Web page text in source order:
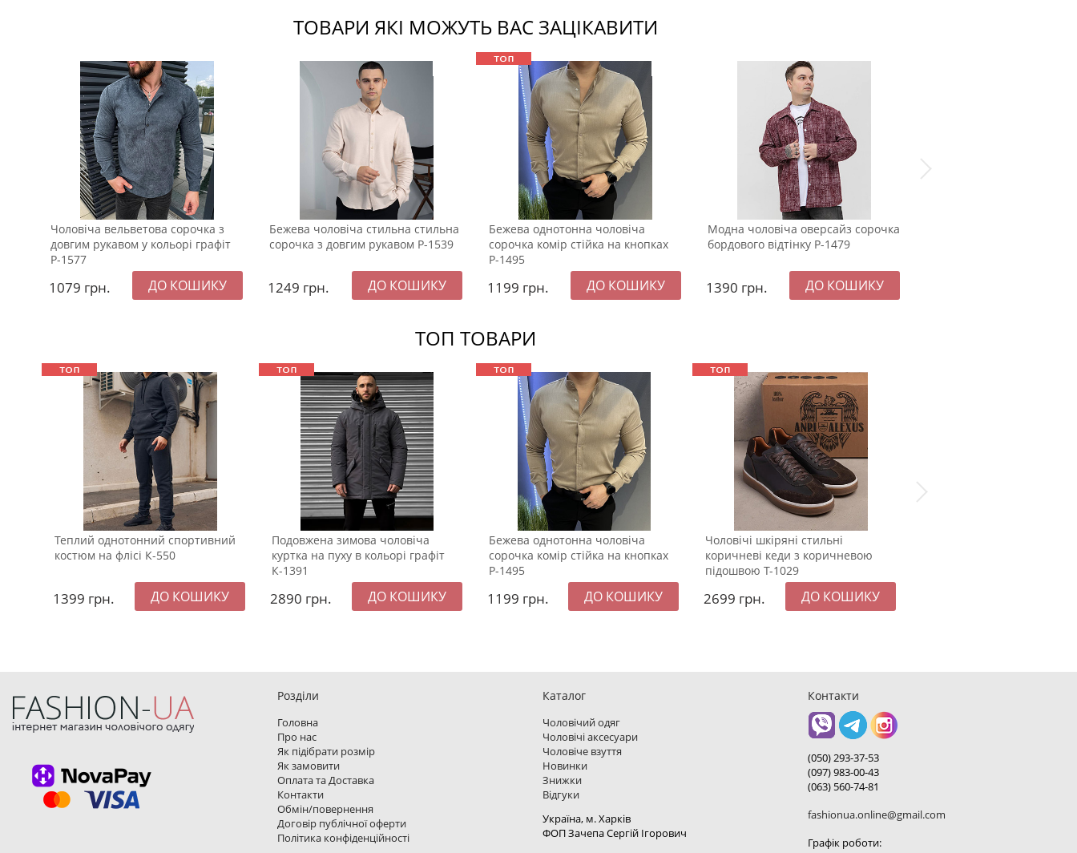
ТОВАРИ ЯКІ МОЖУТЬ ВАС ЗАЦІКАВИТИ
Чоловіча вельветова сорочка з
довгим рукавом у кольорі графіт
Р-1577
1079 грн.
Бежева чоловіча стильна стильна
сорочка з довгим рукавом Р-1539
1249 грн.
Бежева однотонна чоловіча
сорочка комір стійка на кнопках
Р-1495
1199 грн.
Модна чоловіча оверсайз сорочка
бордового відтінку Р-1479
1390 грн.
ТОП ТОВАРИ
Теплий однотонний спортивний
костюм на флісі К-550
1399 грн.
Подовжена зимова чоловіча
куртка на пуху в кольорі графіт
К-1391
2890 грн.
Бежева однотонна чоловіча
сорочка комір стійка на кнопках
Р-1495
1199 грн.
Чоловічі шкіряні стильні
коричневі кеди з коричневою
підошвою Т-1029
2699 грн.
Розділи
Головна
Про нас
Як підібрати розмір
Як замовити
Оплата та Доставка
Контакти
Обмін/повернення
Договір публічної оферти
Політика конфіденційності
Каталог
Чоловічий одяг
Чоловічі аксесуари
Чоловіче взуття
Новинки
Знижки
Відгуки
Україна, м. Харкiв
ФОП Зачепа Сергій Ігорович
Контакти
(050) 293-37-53
(097) 983-00-43
(063) 560-74-81
fashionua.online@gmail.com
Графік роботи: